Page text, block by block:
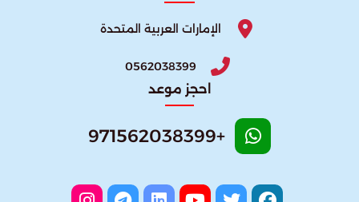
الإمارات العربية المتحدة
0562038399
احجز موعد
+971562038399